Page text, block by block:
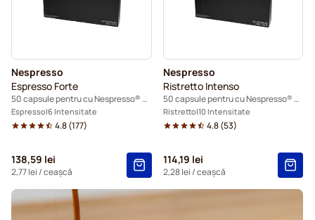
Capsule cafea Gimoka pentru Nespresso® Pro
Kaffekapslen pentru Nespresso® Professional
Nespresso
Espresso Forte
50 capsule pentru cu Nespresso® Pro
Espresso 6 Intensitate
4.8(177)
138,59 lei
2,77 lei / ceașcă
Nespresso
Ristretto Intenso
50 capsule pentru cu Nespresso® Pro
Ristretto 10 Intensitate
4.8(53)
114,19 lei
2,28 lei / ceașcă